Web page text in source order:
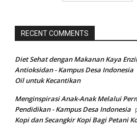
RECENT COMMENTS
Diet Sehat dengan Makanan Kaya
Antioksidan - Kampus Desa Indonesia
Oil untuk Kecantikan
Menginspirasi Anak-Anak Melalui
Pendidikan - Kampus Desa Indonesia
Kopi dan Secangkir Kopi Bagi Petani